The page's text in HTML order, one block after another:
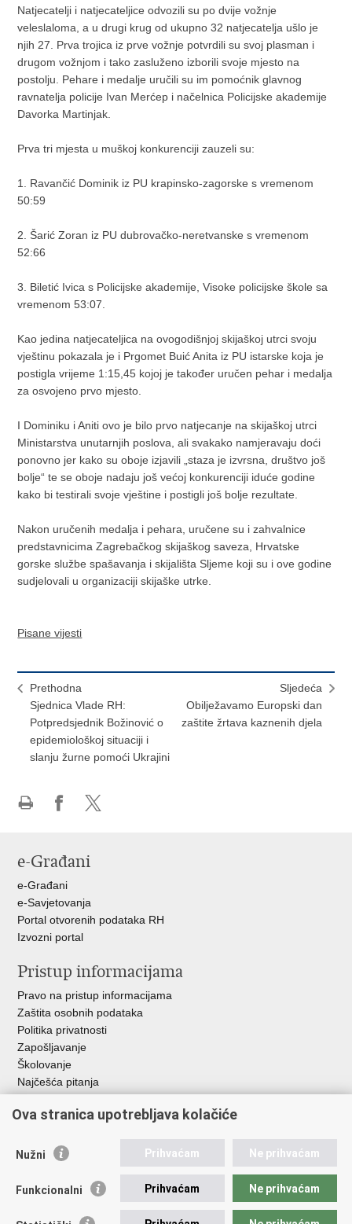
Natjecatelji i natjecateljice odvozili su po dvije vožnje
veleslaloma, a u drugi krug od ukupno 32 natjecatelja ušlo je
njih 27. Prva trojica iz prve vožnje potvrdili su svoj plasman i
drugom vožnjom i tako zasluženo izborili svoje mjesto na
postolju. Pehare i medalje uručili su im pomoćnik glavnog
ravnatelja policije Ivan Merćep i načelnica Policijske akademije
Davorka Martinjak.
Prva tri mjesta u muškoj konkurenciji zauzeli su:
1. Ravančić Dominik iz PU krapinsko-zagorske s vremenom
50:59
2. Šarić Zoran iz PU dubrovačko-neretvanske s vremenom
52:66
3. Biletić Ivica s Policijske akademije, Visoke policijske škole sa
vremenom 53:07.
Kao jedina natjecateljica na ovogodišnjoj skijaškoj utrci svoju
vještinu pokazala je i Prgomet Buić Anita iz PU istarske koja je
postigla vrijeme 1:15,45 kojoj je također uručen pehar i medalja
za osvojeno prvo mjesto.
I Dominiku i Aniti ovo je bilo prvo natjecanje na skijaškoj utrci
Ministarstva unutarnjih poslova, ali svakako namjeravaju doći
ponovno jer kako su oboje izjavili „staza je izvrsna, društvo još
bolje“ te se oboje nadaju još većoj konkurenciji iduće godine
kako bi testirali svoje vještine i postigli još bolje rezultate.
Nakon uručenih medalja i pehara, uručene su i zahvalnice
predstavnicima Zagrebačkog skijaškog saveza, Hrvatske
gorske službe spašavanja i skijališta Sljeme koji su i ove godine
sudjelovali u organizaciji skijaške utrke.
Pisane vijesti
Prethodna
Sjednica Vlade RH:
Potpredsjednik Božinović o
epidemiološkoj situaciji i
slanju žurne pomoći Ukrajini
Sljedeća
Obilježavamo Europski dan
zaštite žrtava kaznenih djela
Facebooku
X-
e-Građani
e-Građani
e-Savjetovanja
Portal otvorenih podataka RH
Izvozni portal
Pristup informacijama
Pravo na pristup informacijama
Zaštita osobnih podataka
Politika privatnosti
Zapošljavanje
Školovanje
Najčešća pitanja
Važne poveznice
EMN Nacionalna kontaktna točka za Republiku Hrvatsku
Policijska akademija
Ova stranica upotrebljava kolačiće
Nužni Prihvaćam Ne prihvaćam
Funkcionalni Prihvaćam Ne prihvaćam